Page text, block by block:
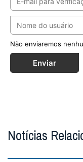
Não enviaremos
Enviar
Notícias